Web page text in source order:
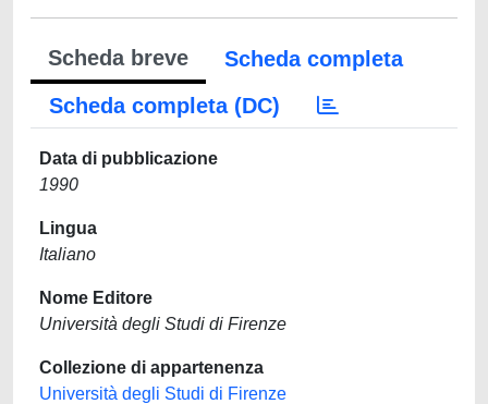
Scheda breve
Scheda completa
Scheda completa (DC)
Data di pubblicazione
1990
Lingua
Italiano
Nome Editore
Università degli Studi di Firenze
Collezione di appartenenza
Università degli Studi di Firenze